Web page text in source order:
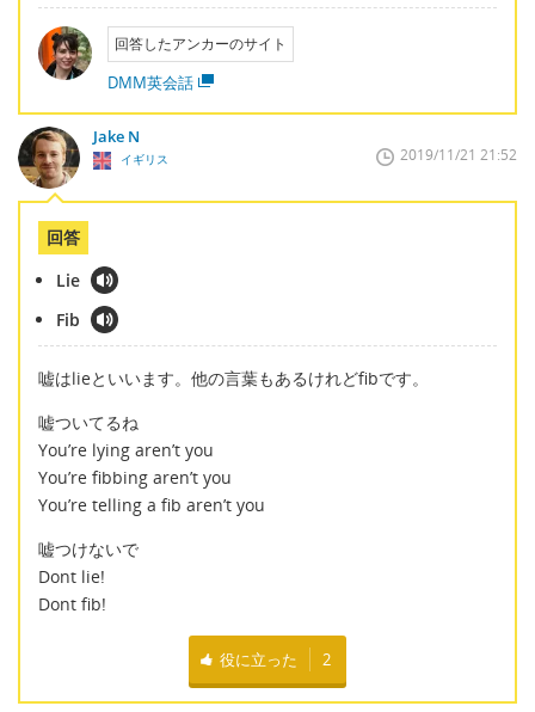
回答したアンカーのサイト
DMM英会話
Jake N
イギリス 2019/11/21 21:52
回答
Lie
Fib
嘘はlieといいます。他の言葉もあるけれどfibです。
嘘ついてるね
You’re lying aren’t you
You’re fibbing aren’t you
You’re telling a fib aren’t you
嘘つけないで
Dont lie!
Dont fib!
役に立った 2